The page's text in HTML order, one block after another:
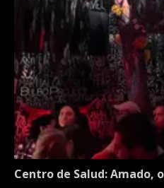
Centro de Salud: Amado,